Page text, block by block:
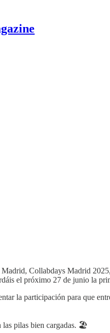
Collabdays Madrid
el próximo 27 de junio la
la participación para que
las pilas bien cargadas. 🏖️